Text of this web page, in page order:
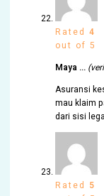
Rated4
out of 5
Maya …
Asuransi
mau klaim
dari sisi
Rated 5